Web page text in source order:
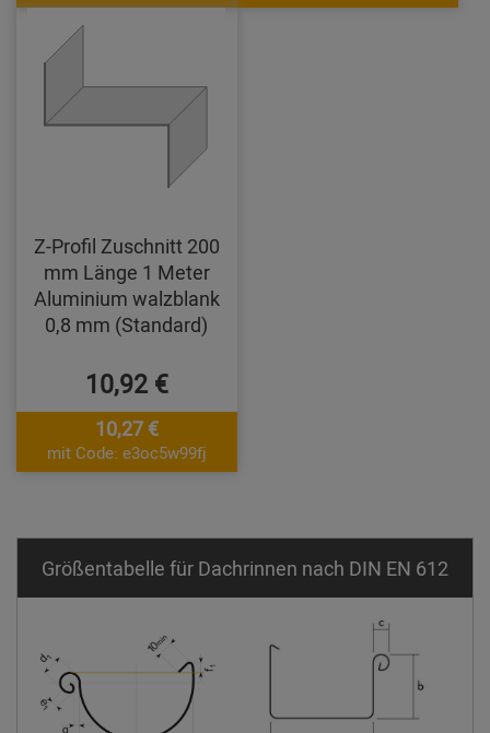
Z-Profil Zuschnitt 200
mm Länge 1 Meter
Aluminium walzblank
0,8 mm (Standard)
10,92 €
10,27 €
mit Code: e3oc5w99fj
Größentabelle für Dachrinnen nach DIN EN 612